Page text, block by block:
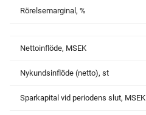
Rörelsemarginal, %
Nettoinflöde, MSEK
Nykundsinflöde (netto), st
Sparkapital vid periodens slut, MSEK